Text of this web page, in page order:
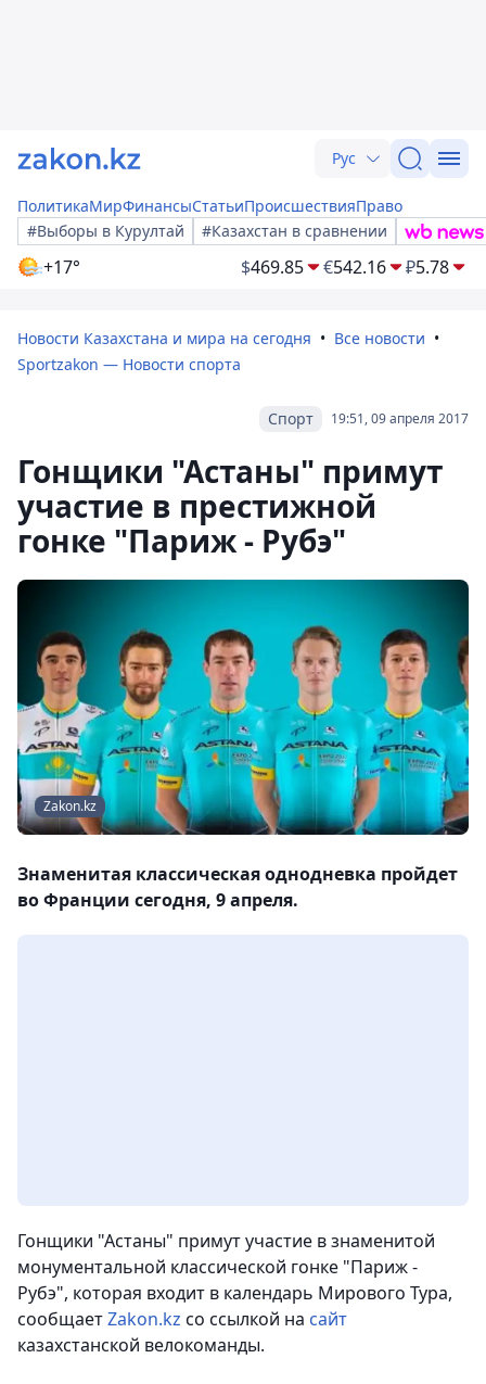
Рус
ПолитикаМирФинансыСтатьиПроисшествияПраво
#Выборы в Курултай
#Казахстан в сравнении
+17° $469.85 €542.16 ₽5.78
Новости Казахстана и мира на сегодня
Все новости
Sportzakon — Новости спорта
19:51, 09 апреля 2017
Спорт
Гонщики "Астаны" примут
участие в престижной
гонке "Париж - Рубэ"
Zakon.kz
Знаменитая классическая однодневка пройдет
во Франции сегодня, 9 апреля.
Гонщики "Астаны" примут участие в знаменитой
монументальной классической гонке "Париж -
Рубэ", которая входит в календарь Мирового Тура,
сообщаетZakon.kz со ссылкой на сайт
казахстанской велокоманды.